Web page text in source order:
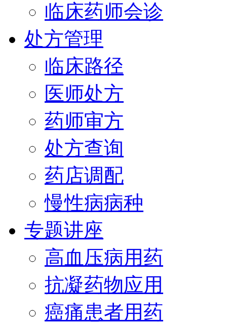
临床药师会诊
处方管理
临床路径
医师处方
药师审方
处方查询
药店调配
慢性病病种
专题讲座
高血压病用药
抗凝药物应用
癌痛患者用药